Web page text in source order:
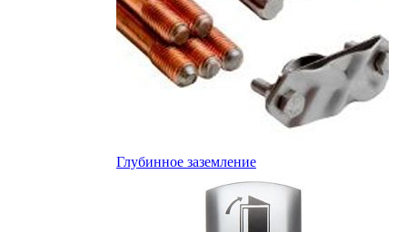
Глубинное заземление